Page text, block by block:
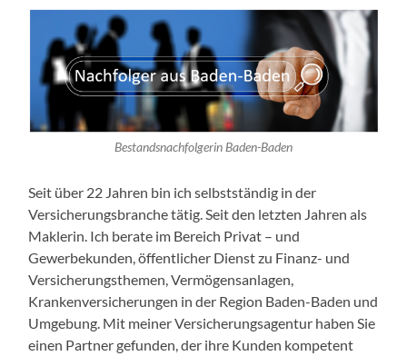
Bestandsnachfolgerin Baden-Baden
Seit über 22 Jahren bin ich selbstständig in der
Versicherungsbranche tätig. Seit den letzten Jahren als
Maklerin. Ich berate im Bereich Privat – und
Gewerbekunden, öffentlicher Dienst zu Finanz- und
Versicherungsthemen, Vermögensanlagen,
Krankenversicherungen in der Region Baden-Baden und
Umgebung. Mit meiner Versicherungsagentur haben Sie
einen Partner gefunden, der ihre Kunden kompetent